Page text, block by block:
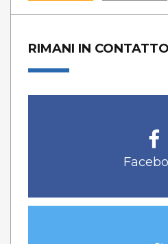
RIMANI IN CONTATTO